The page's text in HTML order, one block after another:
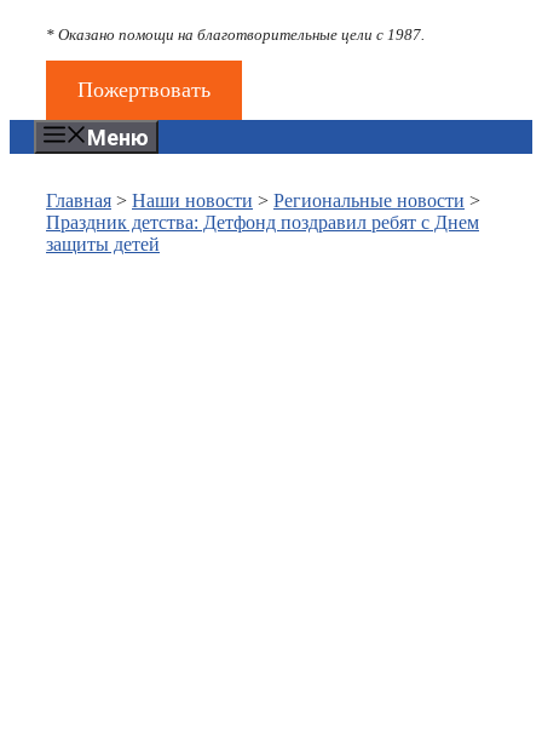
* Оказано помощи на благотворительные цели с 1987.
Пожертвовать
Меню
Главная > Наши новости > Региональные новости >
Праздник детства: Детфонд поздравил ребят с Днем
защиты детей